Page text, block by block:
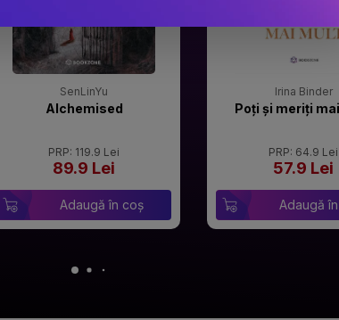
SenLinYu
Alchemised
PRP: 119.9 Lei
89.9 Lei
Adaugă în coș
Irina Binder
Poți și meriți
PRP: 64.9 Lei
57.9 Lei
Adaugă